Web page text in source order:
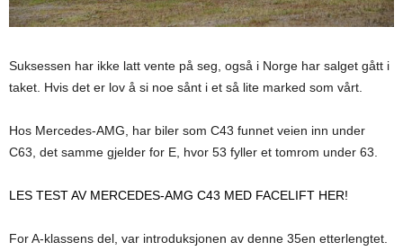
Suksessen har ikke latt vente på seg, også i Norge har salget gått i
taket. Hvis det er lov å si noe sånt i et så lite marked som vårt.
Hos Mercedes-AMG, har biler som C43 funnet veien inn under
C63, det samme gjelder for E, hvor 53 fyller et tomrom under 63.
LES TEST AV MERCEDES-AMG C43 MED FACELIFT HER!
For A-klassens del, var introduksjonen av denne 35en etterlengtet.